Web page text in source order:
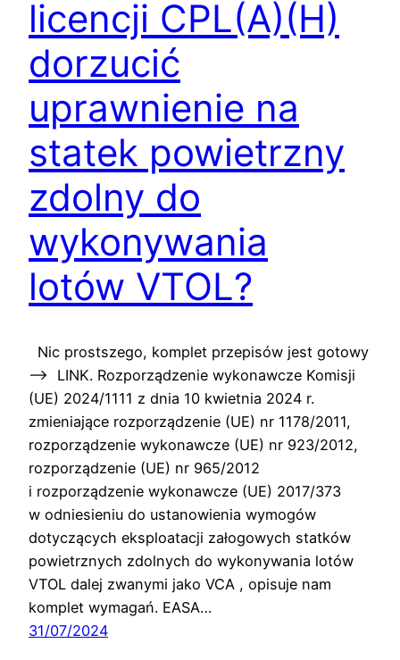
licencji CPL(A)(H)
dorzucić
uprawnienie na
statek powietrzny
zdolny do
wykonywania
lotów VTOL?
Nic prostszego, komplet przepisów jest gotowy
—> LINK. Rozporządzenie wykonawcze Komisji
(UE) 2024/1111 z dnia 10 kwietnia 2024 r.
zmieniające rozporządzenie (UE) nr 1178/2011,
rozporządzenie wykonawcze (UE) nr 923/2012,
rozporządzenie (UE) nr 965/2012
i rozporządzenie wykonawcze (UE) 2017/373
w odniesieniu do ustanowienia wymogów
dotyczących eksploatacji załogowych statków
powietrznych zdolnych do wykonywania lotów
VTOL dalej zwanymi jako VCA , opisuje nam
komplet wymagań. EASA…
31/07/2024